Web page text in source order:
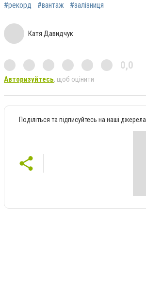
#рекорд #вантаж #залізниця
Катя Давидчук
0,0
Авторизуйтесь, щоб оцінити
Поділіться та підписуйтесь на наші джерела